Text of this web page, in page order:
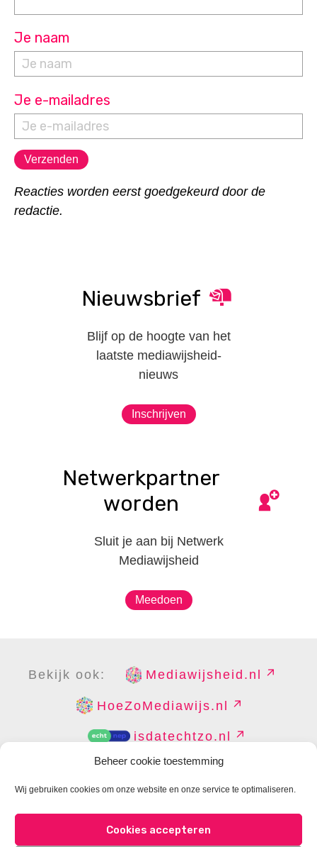
Beheer cookie toestemming
Wij gebruiken cookies om onze website en onze service te optimaliseren.
Cookies accepteren
Je naam
Je e-mailadres
Reacties worden eerst goedgekeurd door de
redactie.
Nieuwsbrief
Blijf op de hoogte van het
laatste mediawijsheid-
nieuws
Inschrijven
Netwerkpartner
worden
Sluit je aan bij Netwerk
Mediawijsheid
Meedoen
Bekijk ook: Mediawijsheid.nl
HoeZoMediawijs.nl
isdatechtzo.nl
DISCLAIMER PRIVACY